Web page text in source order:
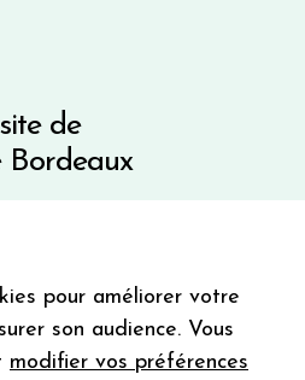
de
Bordeaux
pour améliorer votre
son audience. Vous
modifier vos préférences
sur votre première commande
?
bon d'achat